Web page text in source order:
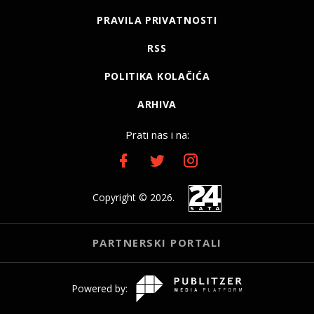
PRAVILA PRIVATNOSTI
RSS
POLITIKA KOLAČIĆA
ARHIVA
Prati nas i na:
Copyright © 2026.
PARTNERSKI PORTALI
Powered by: